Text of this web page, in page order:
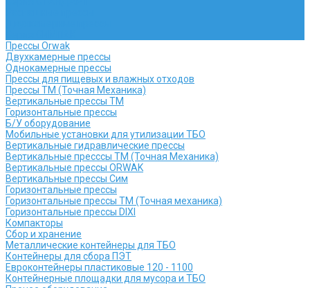
Прессы Orwak
Двухкамерные прессы
Однокамерные прессы
Прессы для пищевых и влажных отходов
Прессы ТМ (Точная Механика)
Вертикальные прессы ТМ
Горизонтальные прессы
Б/У оборудование
Мобильные установки для утилизации ТБО
Вертикальные гидравлические прессы
Вертикальные пресссы ТМ (Точная Механика)
Вертикальные прессы ORWAK
Вертикальные прессы Сим
Горизонтальные прессы
Горизонтальные прессы ТМ (Точная механика)
Горизонтальные прессы DIXI
Компакторы
Сбор и хранение
Металлические контейнеры для ТБО
Контейнеры для сбора ПЭТ
Евроконтейнеры пластиковые 120 - 1100
Контейнерные площадки для мусора и ТБО